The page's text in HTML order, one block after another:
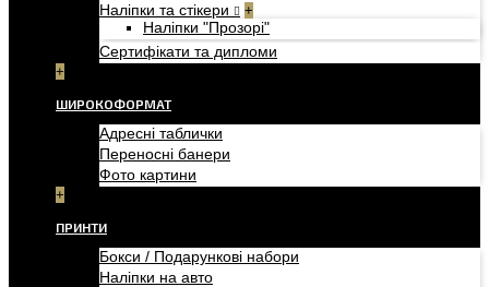
Наліпки та стікери
+
Наліпки "Прозорі"
Сертифікати та дипломи
+
ШИРОКОФОРМАТ
Адресні таблички
Переносні банери
Фото картини
+
ПРИНТИ
Бокси / Подарункові набори
Наліпки на авто